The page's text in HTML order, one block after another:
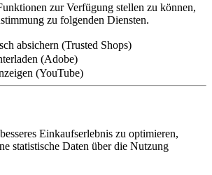
zur Verfügung stellen zu können,
zu folgenden Diensten.
absichern (Trusted Shops)
(Adobe)
(YouTube)
Einkaufserlebnis zu optimieren,
statistische Daten über die Nutzung